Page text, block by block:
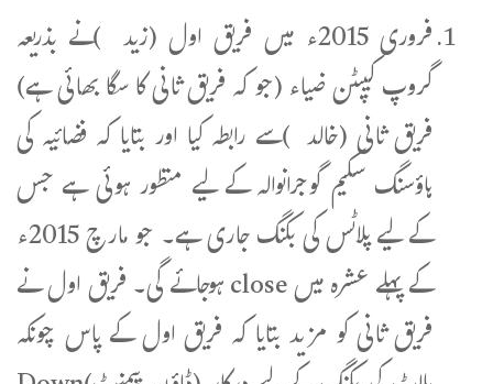
فروری 2015ء میں فریق اول (زید )نے بذریعہ
گروپ کیپٹن ضیاء (جو کہ فریق ثانی کا سگا بھائی ہے)
فریق ثانی (خالد )سے رابطہ کیا اور بتایا کہ فضائیہ کی
ہاؤسنگ سکیم گوجرانوالہ کے لیے منظور ہوئی ہے جس
کے لیے پلاٹس کی بکنگ جاری ہے۔ جو مارچ 2015ء
کے پہلے عشرہ میں close ہوجائے گی۔ فریق اول نے
فریق ثانی کو مزید بتایا کہ فریق اول کے پاس چونکہ